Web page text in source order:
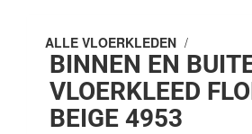
ALLE VLOERKLEDEN /
BINNEN EN
VLOERKLEED
BEIGE 4953